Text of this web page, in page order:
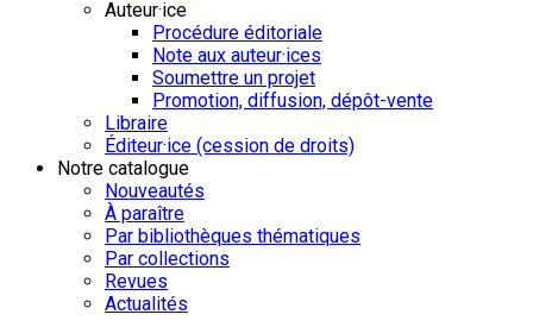
Auteur·ice
Procédure éditoriale
Note aux auteur·ices
Soumettre un projet
Promotion, diffusion, dépôt-vente
Libraire
Éditeur·ice (cession de droits)
Notre catalogue
Nouveautés
À paraître
Par bibliothèques thématiques
Par collections
Revues
Actualités